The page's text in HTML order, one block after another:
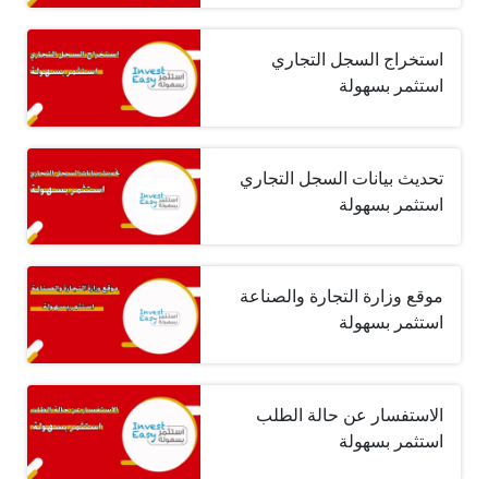
استخراج السجل التجاري
استثمر بسهولة
تحديث بيانات السجل التجاري
استثمر بسهولة
موقع وزارة التجارة والصناعة
استثمر بسهولة
الاستفسار عن حالة الطلب
استثمر بسهولة